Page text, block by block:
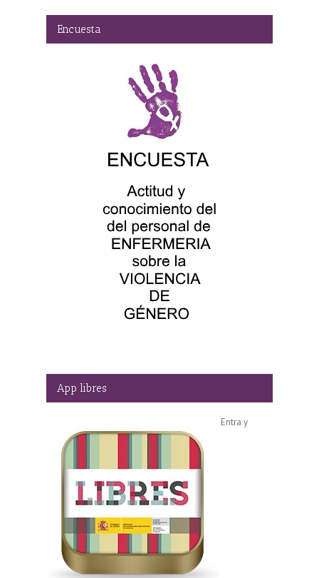
Encuesta
App libres
Entra y